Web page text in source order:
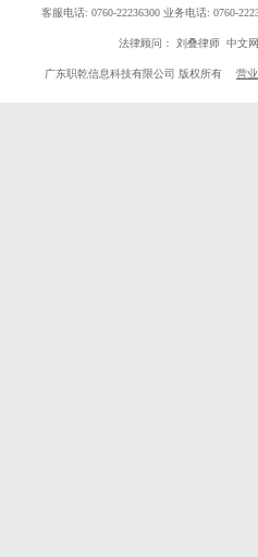
客服电话: 0760-22236300 业务电话: 0760-
法律顾问： 刘叠律师 中文
广东职乾信息科技有限公司 版权所有 营